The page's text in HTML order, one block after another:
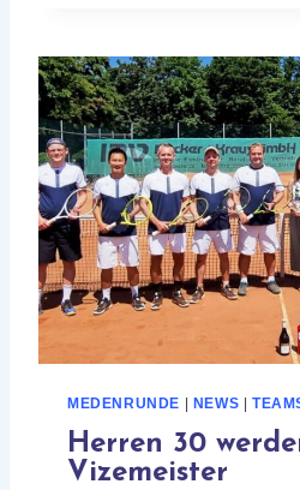
T
I
E
G
I
N
D
I
E
B
I
K
S
O
MEDENRUNDE NEWS
Herren 30
Vizemeister